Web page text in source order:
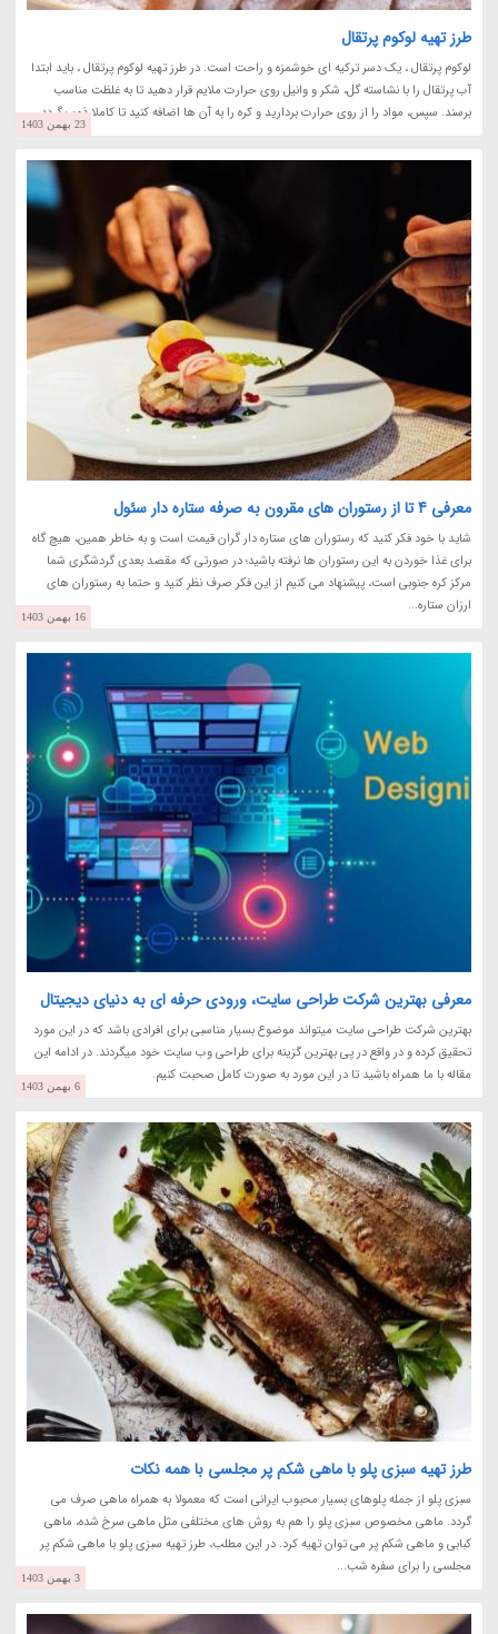
طرز تهیه لوکوم پرتقال
لوکوم پرتقال ، یک دسر ترکیه ای خوشمزه و راحت است. در طرز تهیه لوکوم پرتقال ، باید ابتدا
آب پرتقال را با نشاسته گل، شکر و وانیل روی حرارت ملایم قرار دهید تا به غلظت مناسب
برسند. سپس، مواد را از روی حرارت بردارید و کره را به آن ها اضافه کنید تا کاملا ذوب گردد....
23 بهمن 1403
معرفی 4 تا از رستوران های مقرون به صرفه ستاره دار سئول
شاید با خود فکر کنید که رستوران های ستاره دار گران قیمت است و به خاطر همین، هیچ گاه
برای غذا خوردن به این رستوران ها نرفته باشید؛ در صورتی که مقصد بعدی گردشگری شما
مرکز کره جنوبی است، پیشنهاد می کنیم از این فکر صرف نظر کنید و حتما به رستوران های
ارزان ستاره...
16 بهمن 1403
معرفی بهترین شرکت طراحی سایت، ورودی حرفه ای به دنیای دیجیتال
بهترین شرکت طراحی سایت میتواند موضوع بسیار مناسبی برای افرادی باشد که در این مورد
تحقیق کرده و در واقع در پی بهترین گزینه برای طراحی وب سایت خود میگردند. در ادامه این
مقاله با ما همراه باشید تا در این مورد به صورت کامل صحبت کنیم.
6 بهمن 1403
طرز تهیه سبزی پلو با ماهی شکم پر مجلسی با همه نکات
سبزی پلو از جمله پلوهای بسیار محبوب ایرانی است که معمولا به همراه ماهی صرف می
گردد. ماهی مخصوص سبزی پلو را هم به روش های مختلفی مثل ماهی سرخ شده، ماهی
کبابی و ماهی شکم پر می توان تهیه کرد. در این مطلب، طرز تهیه سبزی پلو با ماهی شکم پر
مجلسی را برای سفره شب...
3 بهمن 1403